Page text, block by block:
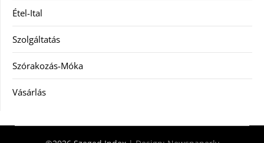
Étel-Ital
Szolgáltatás
Szórakozás-Móka
Vásárlás